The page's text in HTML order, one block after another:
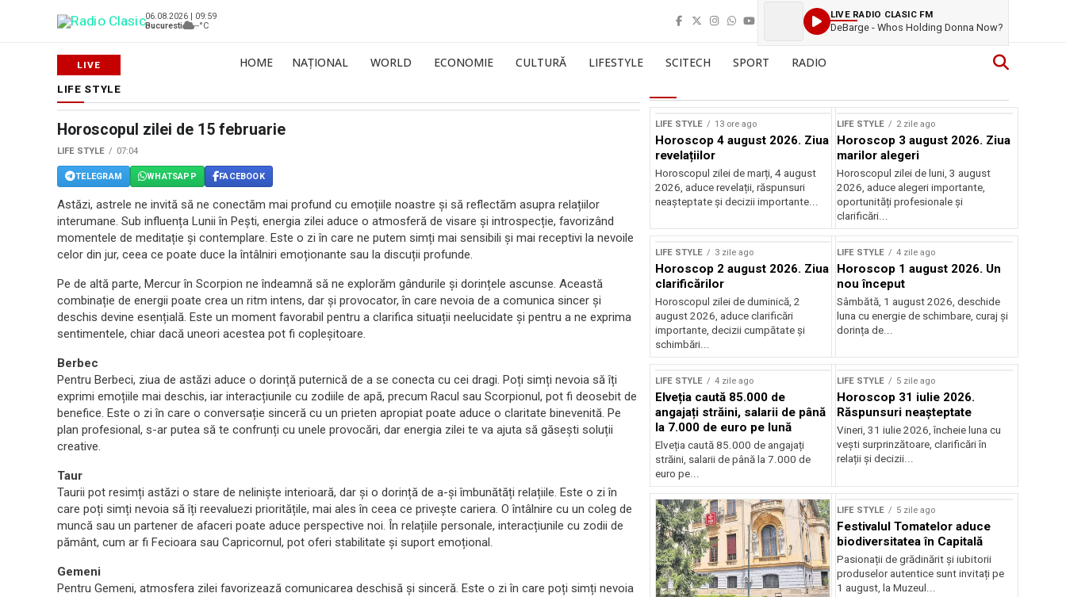
06.08.2026 | 09:59
Bucuresti
--°C
LIVE RADIO CLASIC FM
DeBarge - Whos Holding Donna Now?
HOME NAȚIONAL WORLD ECONOMIE CULTURĂ LIFESTYLE SCITECH SPORT RADIO
LIFE STYLE
Horoscopul zilei de 15 februarie
LIFE STYLE 07:04
TELEGRAM WHATSAPP FACEBOOK
Astăzi, astrele ne invită să ne conectăm mai profund cu emoțiile noastre și să reflectăm asupra relațiilor
interumane. Sub influența Lunii în Pești, energia zilei aduce o atmosferă de visare și introspecție, favorizând
momentele de meditație și contemplare. Este o zi în care ne putem simți mai sensibili și mai receptivi la nevoile
celor din jur, ceea ce poate duce la întâlniri emoționante sau la discuții profunde.
Pe de altă parte, Mercur în Scorpion ne îndeamnă să ne explorăm gândurile și dorințele ascunse. Această
combinație de energii poate crea un ritm intens, dar și provocator, în care nevoia de a comunica sincer și
deschis devine esențială. Este un moment favorabil pentru a clarifica situații neelucidate și pentru a ne exprima
sentimentele, chiar dacă uneori acestea pot fi copleșitoare.
Berbec
Pentru Berbeci, ziua de astăzi aduce o dorință puternică de a se conecta cu cei dragi. Poți simți nevoia să îți
exprimi emoțiile mai deschis, iar interacțiunile cu zodiile de apă, precum Racul sau Scorpionul, pot fi deosebit de
benefice. Este o zi în care o conversație sinceră cu un prieten apropiat poate aduce o claritate binevenită. Pe
plan profesional, s-ar putea să te confrunți cu unele provocări, dar energia zilei te va ajuta să găsești soluții
creative.
Taur
Taurii pot resimți astăzi o stare de neliniște interioară, dar și o dorință de a-și îmbunătăți relațiile. Este o zi în
care poți simți nevoia să îți reevaluezi prioritățile, mai ales în ceea ce privește cariera. O întâlnire cu un coleg de
muncă sau un partener de afaceri poate aduce perspective noi. În relațiile personale, interacțiunile cu zodii de
pământ, cum ar fi Fecioara sau Capricornul, pot oferi stabilitate și suport emoțional.
Gemeni
Pentru Gemeni, atmosfera zilei favorizează comunicarea deschisă și sinceră. Este o zi în care poți simți nevoia
LIFE STYLE 13 ore ago
Horoscop 4 august 2026. Ziua
revelațiilor
Horoscopul zilei de marți, 4 august
2026, aduce revelații, răspunsuri
neașteptate și decizii importante...
LIFE STYLE 2 zile ago
Horoscop 3 august 2026. Ziua
marilor alegeri
Horoscopul zilei de luni, 3 august
2026, aduce alegeri importante,
oportunități profesionale și
clarificări...
LIFE STYLE 3 zile ago
Horoscop 2 august 2026. Ziua
clarificărilor
Horoscopul zilei de duminică, 2
august 2026, aduce clarificări
importante, decizii cumpătate și
schimbări...
LIFE STYLE 4 zile ago
Horoscop 1 august 2026. Un
nou început
Sâmbătă, 1 august 2026, deschide
luna cu energie de schimbare, curaj și
dorința de...
LIFE STYLE 4 zile ago
Elveția caută 85.000 de
angajați străini, salarii de până
la 7.000 de euro pe lună
Elveția caută 85.000 de angajați
străini, salarii de până la 7.000 de
euro pe...
LIFE STYLE 5 zile ago
Horoscop 31 iulie 2026.
Răspunsuri neașteptate
Vineri, 31 iulie 2026, încheie luna cu
vești surprinzătoare, clarificări în
relații și decizii...
LIFE STYLE 5 zile ago
Festivalul Tomatelor aduce
biodiversitatea în Capitală
Pasionații de grădinărit și iubitorii
produselor autentice sunt invitați pe
1 august, la Muzeul...